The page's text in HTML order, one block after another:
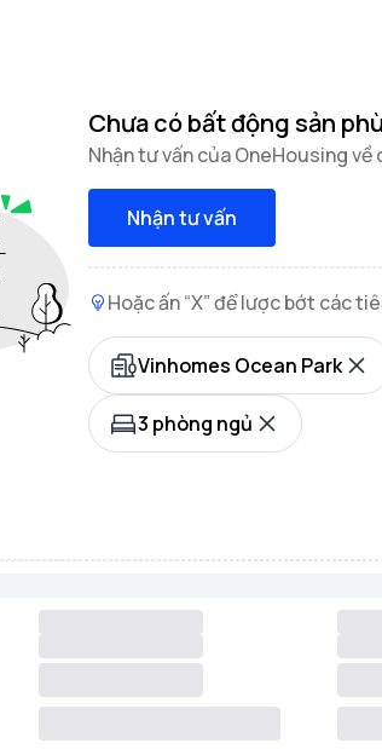
Chưa có bất động sản
Nhận tư vấn của OneHousing
Nhận tư vấn
Hoặc ấn “X” để lược bớt các
Vinhomes Ocean Park
3 phòng ngủ